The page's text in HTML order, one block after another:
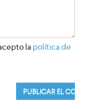
la política de